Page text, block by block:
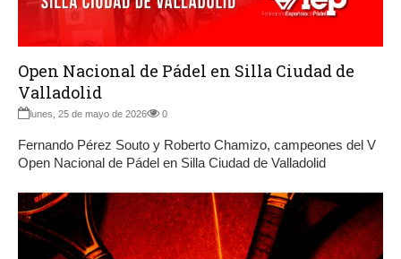
Open Nacional de Pádel en Silla Ciudad de
Valladolid
lunes, 25 de mayo de 2026 0
Fernando Pérez Souto y Roberto Chamizo, campeones del V
Open Nacional de Pádel en Silla Ciudad de Valladolid